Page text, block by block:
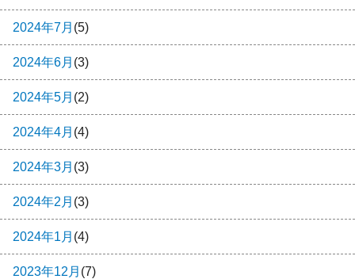
2024年7月 (5)
2024年6月 (3)
2024年5月 (2)
2024年4月 (4)
2024年3月 (3)
2024年2月 (3)
2024年1月 (4)
2023年12月 (7)